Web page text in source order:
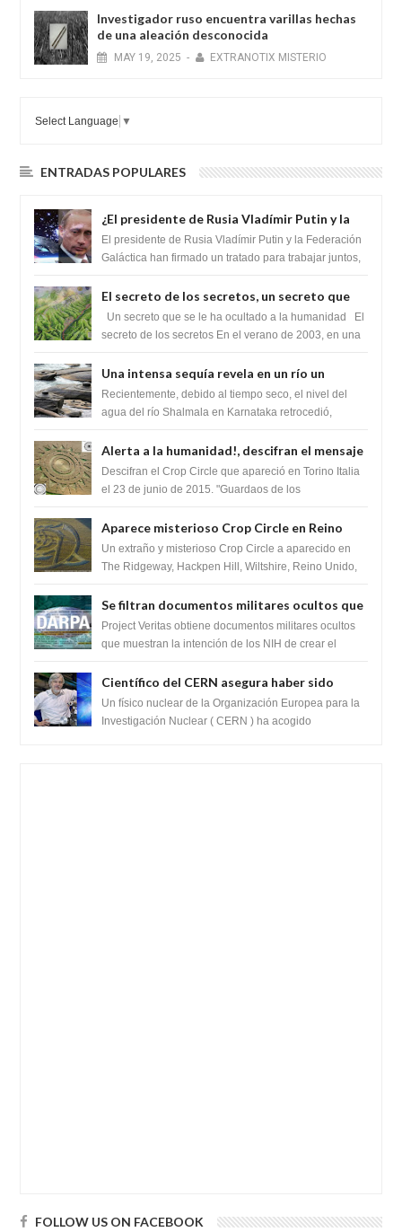
Investigador ruso encuentra varillas hechas
de una aleación desconocida
MAY 19, 2025 - EXTRANOTIX MISTERIO
Select Language ▼
ENTRADAS POPULARES
¿El presidente de Rusia Vladímir Putin y la
Federación Galactica han firmado un
tratado para acabar con los Sionistas?
El presidente de Rusia Vladímir Putin y la Federación
Galáctica han firmado un tratado para trabajar juntos,
El secreto de los secretos, un secreto que
cambiaría por completo el destino de la
humanidad
Un secreto que se le ha ocultado a la humanidad El
secreto de los secretos En el verano de 2003, en una
Una intensa sequía revela en un río un
impresionante hallazgo de miles de Shiva
Lingas
Recientemente, debido al tiempo seco, el nivel del
agua del río Shalmala en Karnataka retrocedió,
Alerta a la humanidad!, descifran el mensaje
del Crop Circle de Torino ,Italia
Descifran el Crop Circle que apareció en Torino Italia
el 23 de junio de 2015. "Guardaos de los
Aparece misterioso Crop Circle en Reino
Unido 23 de junio 2016
Un extraño y misterioso Crop Circle a aparecido en
The Ridgeway, Hackpen Hill, Wiltshire, Reino Unido,
Se filtran documentos militares ocultos que
muestran la intención de los NIH de crear el
SARS-CoV-2, utilizando la investigación de
Project Veritas obtiene documentos militares ocultos
que muestran la intención de los NIH de crear el
Científico del CERN asegura haber sido
ayudado por seres de luz durante una
prueba del Colisionador de Hadrones
Un físico nuclear de la Organización Europea para la
Investigación Nuclear ( CERN ) ha acogido
FOLLOW US ON FACEBOOK